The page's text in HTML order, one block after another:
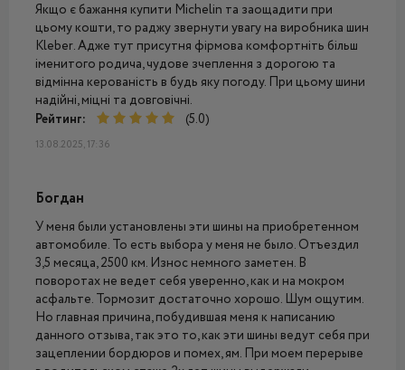
Якщо є бажання купити Michelin та заощадити при
цьому кошти, то раджу звернути увагу на виробника шин
Kleber. Адже тут присутня фірмова комфортніть більш
іменитого родича, чудове зчеплення з дорогою та
відмінна керованість в будь яку погоду. При цьому шини
надійні, міцні та довговічні.
Рейтинг:
(5.0)
13.08.2025, 17:36
Богдан
У меня были установлены эти шины на приобретенном
автомобиле. То есть выбора у меня не было. Отъездил
3,5 месяца, 2500 км. Износ немного заметен. В
поворотах не ведет себя уверенно, как и на мокром
асфальте. Тормозит достаточно хорошо. Шум ощутим.
Но главная причина, побудившая меня к написанию
данного отзыва, так это то, как эти шины ведут себя при
зацеплении бордюров и помех, ям. При моем перерыве